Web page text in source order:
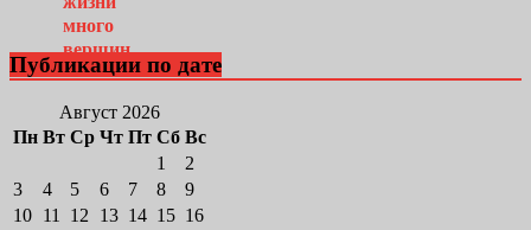
Публикации по дате
Август 2026
Пн Вт Ср Чт Пт Сб Вс
1
2
3
4 5 6 7 8
9
10 11 12 13 14 15 16